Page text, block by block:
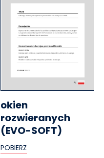
okien
rozwieranych
(EVO-SOFT)
POBIERZ